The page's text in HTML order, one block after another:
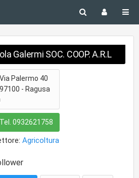
Galermi SOC. COOP. A.R.L
Via Palermo 40
97100 - Ragusa
Tel. 0932621758
Agricoltura